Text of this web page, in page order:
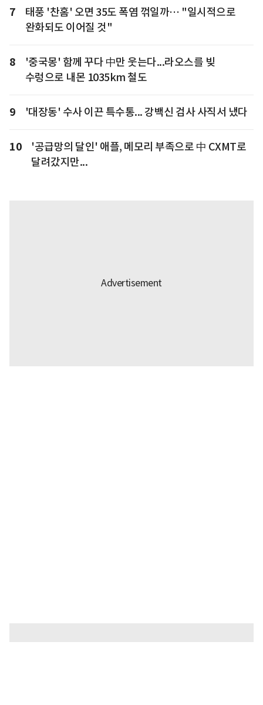
7
태풍 '찬홈' 오면 35도 폭염 꺾일까… "일시적으로
완화되도 이어질 것"
8
'중국몽' 함께 꾸다 中만 웃는다...라오스를 빚
수렁으로 내몬 1035km 철도
9 '대장동' 수사 이끈 특수통... 강백신 검사 사직서 냈다
10
'공급망의 달인' 애플, 메모리 부족으로 中 CXMT로
달려갔지만...